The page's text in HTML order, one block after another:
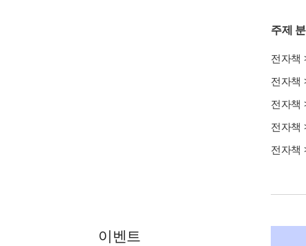
주제
전자책
전자책
전자책
전자책
전자책
이벤트